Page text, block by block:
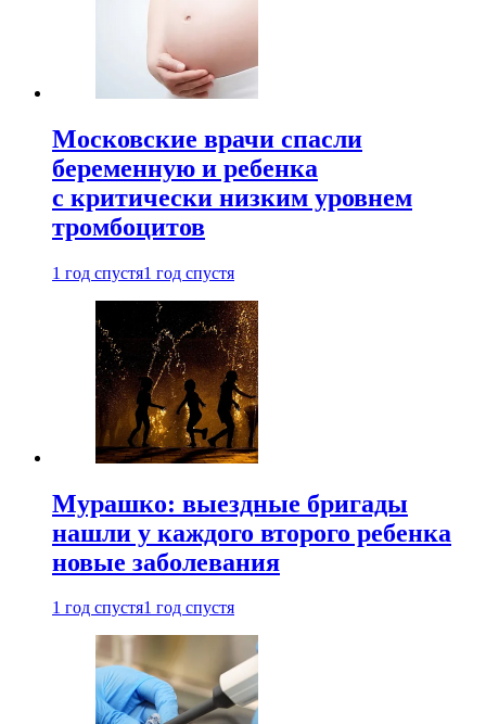
Московские врачи спасли
беременную и ребенка
с критически низким уровнем
тромбоцитов
1 год спустя1 год спустя
Мурашко: выездные бригады
нашли у каждого второго ребенка
новые заболевания
1 год спустя1 год спустя